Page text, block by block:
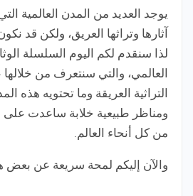
يوجد العديد من المدن العالمية
آثارها وتراثها العريق، ولكن قد
لذا سنقدم لكم اليوم السلسلة
العالمي، والتي سنتعرف من
التراثية العريقة وما تحتويه هذه
ومناظر طبيعية خلابة ساعدت على
من كل أنحاء العالم.
والآن إليكم لمحة سريعة عن بعض